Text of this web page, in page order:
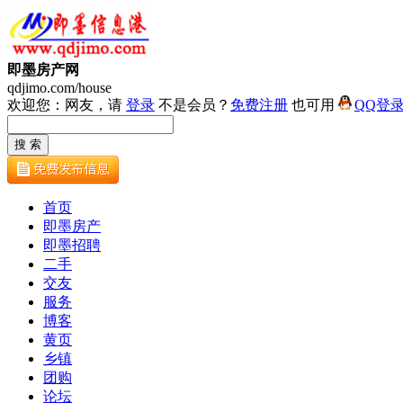
即墨房产网
qdjimo.com/house
欢迎您：网友，请 登录 不是会员？ 免费注册 也可用 QQ登
首页
即墨房产
即墨招聘
二手
交友
服务
博客
黄页
乡镇
团购
论坛